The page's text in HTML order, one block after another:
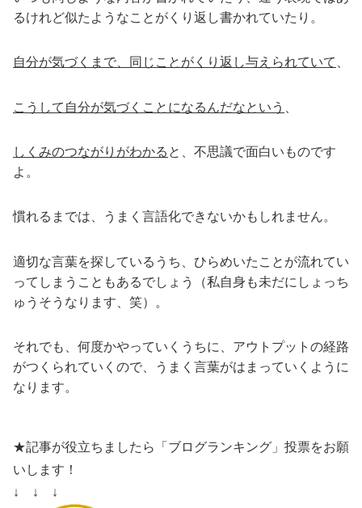
るけれど似たようなことがくり返し書かれていたり。
自分が気づくまで、同じことがくり返し与えられていて
こうして自分が気づくことになるんだなという
しくみのつながりがわかる と、不思議で面白いものです
よ。
慣れるまでは、うまく言語化できないかもしれません。
適切な言葉を探しているうち、ひらめいたことが流れてい
ってしまうこともあるでしょう（私自身も未だにしょっち
ゅうそうなります、笑）。
それでも、何度かやっていくうちに、アウトプットの経路
がつくられていくので、うまく言葉がはまっていくように
なります。
★記事が役立ちましたら「ブログランキング」投票をお願
いします！
↓ ↓ ↓